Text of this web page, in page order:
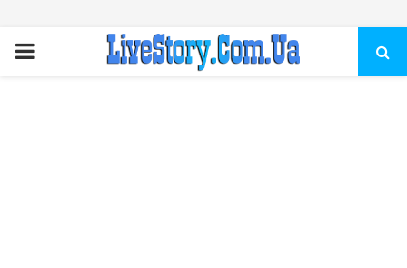
ПЕРВИЧНОЕ